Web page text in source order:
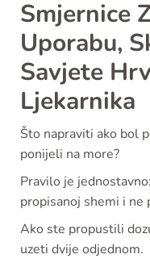
Smjernice
Uporabu,
Savjete
Ljekarnika
Što napraviti ako bol
ponijeli na more?
Pravilo je
propisanoj shemi i
Ako ste propustili
uzeti dvije odjednom.